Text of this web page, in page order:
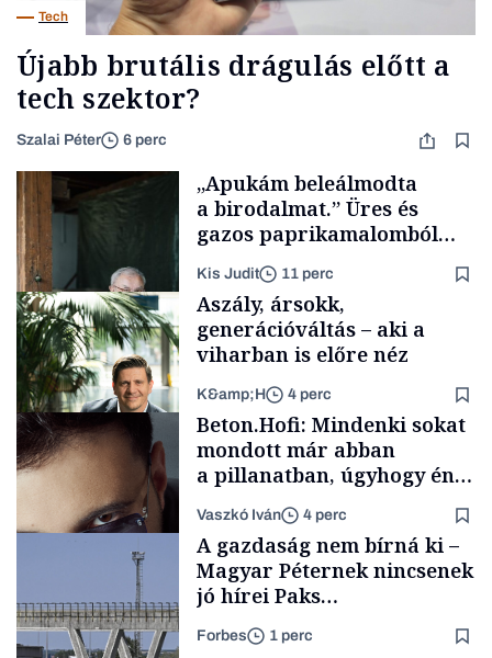
Tech
Újabb brutális drágulás előtt a
tech szektor?
Szalai Péter 6 perc
Családi
vállalkozások
„Apukám beleálmodta
a birodalmat.” Üres és
gazos paprikamalomból
fűszersztori
Kis Judit 11 perc
TÁMOGATÓI
Aszály, ársokk,
generációváltás – aki a
viharban is előre néz
K&amp;H 4 perc
Forbes-sztori
Beton.Hofi: Mindenki sokat
mondott már abban
a pillanatban, úgyhogy én
gondolataimat akartam
kimondani
Vaszkó Iván 4 perc
A gazdaság nem bírná ki –
Magyar Péternek nincsenek
jó hírei Paks
Forbes 1 perc